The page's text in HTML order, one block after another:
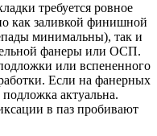
требуется ровное
как заливкой финишной
минимальны), так и
фанеры или ОСП.
или вспененного
Если на фанерных
актуальна.
в паз пробивают